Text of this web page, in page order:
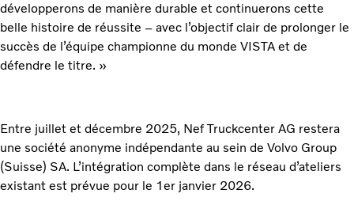
développerons de manière durable et continuerons cette
belle histoire de réussite – avec l’objectif clair de prolonger le
succès de l’équipe championne du monde VISTA et de
défendre le titre. »
Entre juillet et décembre 2025, Nef Truckcenter AG restera
une société anonyme indépendante au sein de Volvo Group
(Suisse) SA. L’intégration complète dans le réseau d’ateliers
existant est prévue pour le 1er janvier 2026.